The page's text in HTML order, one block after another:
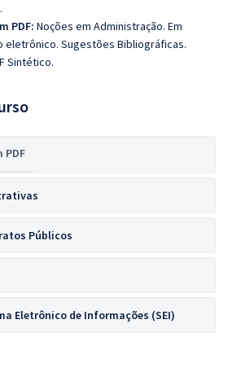
PDF: Noções em Administração. Em
eletrônico. Sugestões Bibliográficas.
Sintético.
PDF
Públicos
Eletrônico de Informações (SEI)